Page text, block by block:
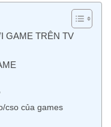
GAME TRÊN TV
cso của games